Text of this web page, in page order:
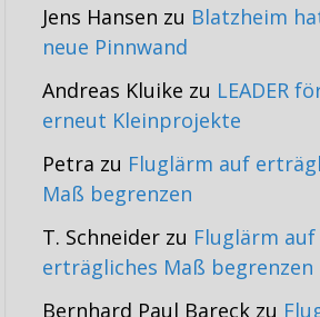
Jens Hansen zu Blatzheim
neue Pinnwand
Andreas Kluike zu LEADER
erneut Kleinprojekte
Petra zu Fluglärm auf
Maß begrenzen
T. Schneider zu Fluglärm auf
erträgliches Maß begrenzen
Bernhard Paul Bareck zu